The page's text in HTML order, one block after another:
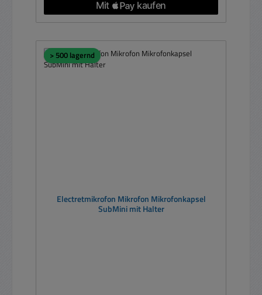
> 500 lagernd
Electretmikrofon Mikrofon Mikrofonkapsel
SubMini mit Halter